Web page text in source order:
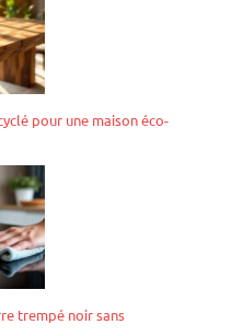
pour une maison éco-
trempé noir sans